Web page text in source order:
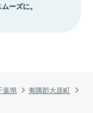
葉県
夷隅郡大原町
ーズに。